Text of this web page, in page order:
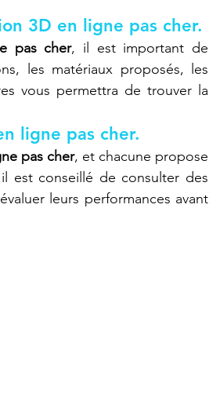
3D en ligne pas cher.
pas cher, il est important de
les matériaux proposés, les
vous permettra de trouver la
ligne pas cher.
pas cher, et chacune propose
est conseillé de consulter des
leurs performances avant